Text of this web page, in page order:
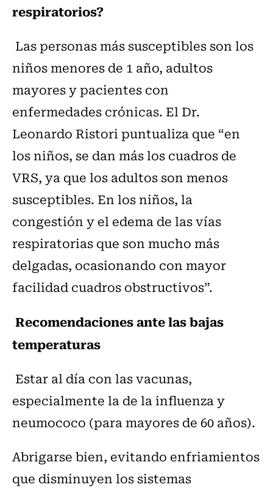
respiratorios?
Las personas más susceptibles son los
niños menores de 1 año, adultos
mayores y pacientes con
enfermedades crónicas. El Dr.
Leonardo Ristori puntualiza que “en
los niños, se dan más los cuadros de
VRS, ya que los adultos son menos
susceptibles. En los niños, la
congestión y el edema de las vías
respiratorias que son mucho más
delgadas, ocasionando con mayor
facilidad cuadros obstructivos”.
Recomendaciones ante las bajas
temperaturas
Estar al día con las vacunas,
especialmente la de la influenza y
neumococo (para mayores de 60 años).
Abrigarse bien, evitando enfriamientos
que disminuyen los sistemas